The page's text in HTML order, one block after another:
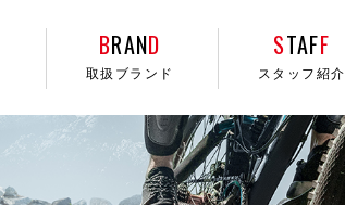
BRAND
取扱ブランド
STAFF
スタッフ紹介